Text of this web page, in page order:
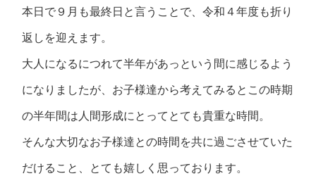
本日で９月も最終日と言うことで、令和４年度も折り
返しを迎えます。
大人になるにつれて半年があっという間に感じるよう
になりましたが、お子様達から考えてみるとこの時期
の半年間は人間形成にとってとても貴重な時間。
そんな大切なお子様達との時間を共に過ごさせていた
だけること、とても嬉しく思っております。